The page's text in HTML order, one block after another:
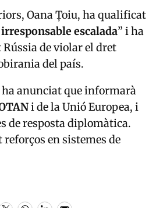
Oana Țoiu, ha qualificat
escalada” i ha
de violar el dret
del país.
ha anunciat que informarà
i de la Unió Europea, i
de resposta diplomàtica.
en sistemes de